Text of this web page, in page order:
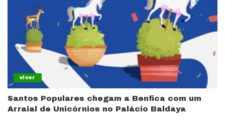
viver
Santos Populares chegam a Benfica com um
Arraial de Unicórnios no Palácio Baldaya